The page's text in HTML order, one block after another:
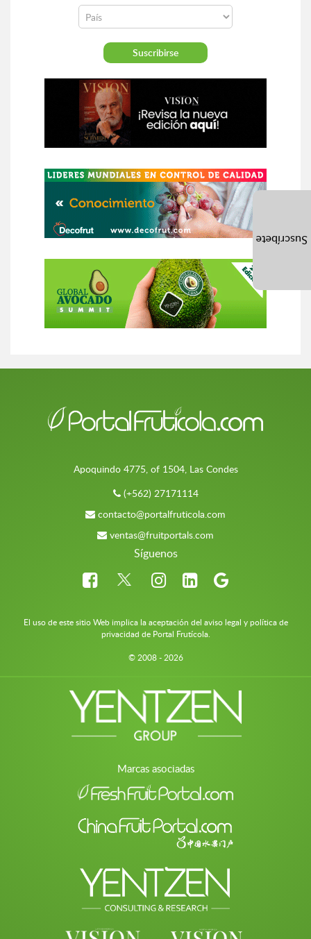
Apoquindo 4775, of 1504, Las Condes
(+562) 27171114
contacto@portalfruticola.com
ventas@fruitportals.com
Síguenos
El uso de este sitio Web implica la aceptación del aviso legal y política de
privacidad de Portal Frutícola.
© 2008 - 2026
Marcas asociadas
Suscríbete